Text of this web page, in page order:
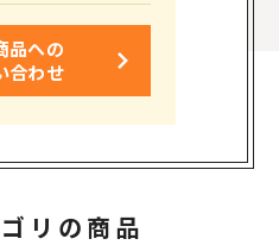
品への
合わせ
リの商品